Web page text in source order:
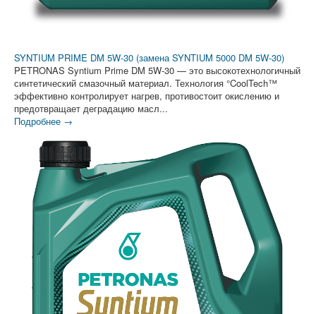
SYNTIUM PRIME DM 5W-30 (замена SYNTIUM 5000 DM 5W-30)
PETRONAS Syntium Prime DM 5W-30 — это высокотехнологичный
синтетический смазочный материал. Технология °CoolTech™
эффективно контролирует нагрев, противостоит окислению и
предотвращает деградацию масл...
Подробнее →